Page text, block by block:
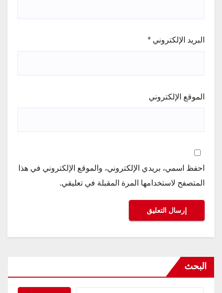
البريد الإلكتروني *
الموقع الإلكتروني
احفظ اسمي، بريدي الإلكتروني، والموقع الإلكتروني في هذا
المتصفح لاستخدامها المرة المقبلة في تعليقي.
البحث